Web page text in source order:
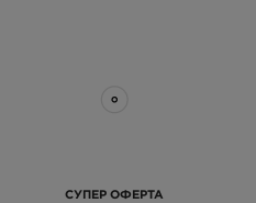
СУПЕР ОФЕРТА